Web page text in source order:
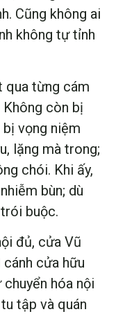
Cũng không ai
không tự tỉnh
qua từng cám
còn bị
vọng niệm
lặng mà trong;
chói. Khi ấy,
bùn; dù
buộc.
đủ, cửa Vũ
cửa hữu
hóa nội
tập và quán